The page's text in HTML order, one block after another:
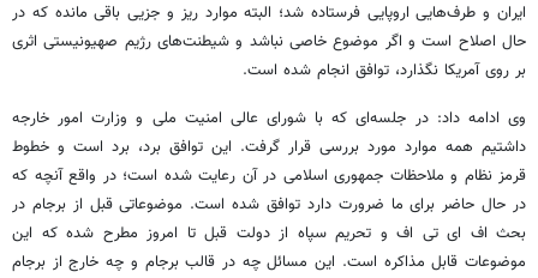
ایران و طرف‌هایی اروپایی فرستاده شد؛ البته موارد ریز و جزیی باقی مانده که در
حال اصلاح است و اگر موضوع خاصی نباشد و شیطنت‌های رژیم صهیونیستی اثری
بر روی آمریکا نگذارد، توافق انجام شده است.
وی ادامه داد: در جلسه‌ای که با شورای عالی امنیت ملی و وزارت امور خارجه
داشتیم همه موارد مورد بررسی قرار گرفت. این توافق برد، برد است و خطوط
قرمز نظام و ملاحظات جمهوری اسلامی در آن رعایت شده است؛ در واقع آنچه که
در حال حاضر برای ما ضرورت دارد توافق شده است. موضوعاتی قبل از برجام در
بحث اف ای تی اف و تحریم سپاه از دولت قبل تا امروز مطرح شده که این
موضوعات قابل مذاکره است. این مسائل چه در قالب برجام و چه خارج از برجام